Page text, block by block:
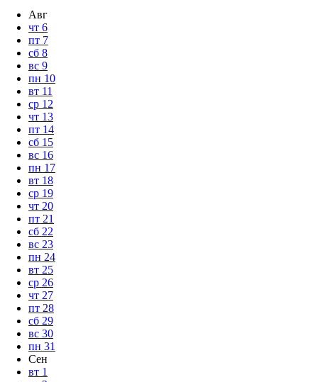
Авг
чт 6
пт 7
сб 8
вс 9
пн 10
вт 11
ср 12
чт 13
пт 14
сб 15
вс 16
пн 17
вт 18
ср 19
чт 20
пт 21
сб 22
вс 23
пн 24
вт 25
ср 26
чт 27
пт 28
сб 29
вс 30
пн 31
Сен
вт 1